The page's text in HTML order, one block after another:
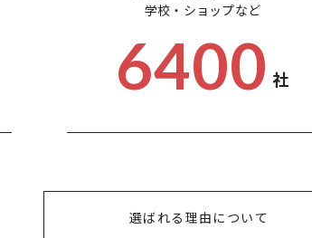
学校・ショップなど
6400 社
選ばれる理由について